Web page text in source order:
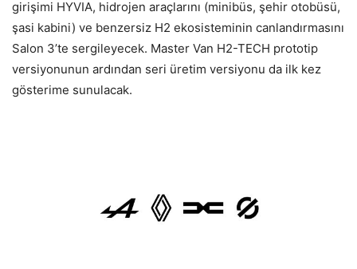
girişimi HYVIA, hidrojen araçlarını (minibüs, şehir otobüsü,
şasi kabini) ve benzersiz H2 ekosisteminin canlandırmasını
Salon 3’te sergileyecek. Master Van H2-TECH prototip
versiyonunun ardından seri üretim versiyonu da ilk kez
gösterime sunulacak.